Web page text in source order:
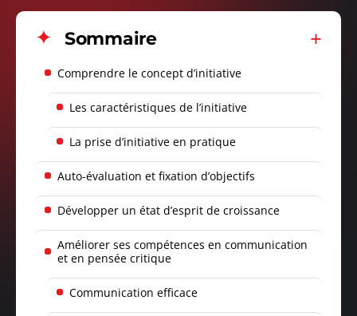
Sommaire
Comprendre le concept d’initiative
Les caractéristiques de l’initiative
La prise d’initiative en pratique
Auto-évaluation et fixation d’objectifs
Développer un état d’esprit de croissance
Améliorer ses compétences en communication
et en pensée critique
Communication efficace